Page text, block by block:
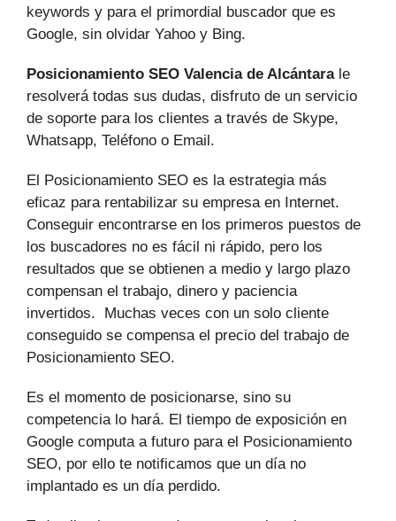
keywords y para el primordial buscador que es
Google, sin olvidar Yahoo y Bing.
Posicionamiento SEO Valencia de Alcántarale
resolverá todas sus dudas, disfruto de un servicio
de soporte para los clientes a través de Skype,
Whatsapp, Teléfono o Email.
El Posicionamiento SEO es la estrategia más
eficaz para rentabilizar su empresa en Internet.
Conseguir encontrarse en los primeros puestos de
los buscadores no es fácil ni rápido, pero los
resultados que se obtienen a medio y largo plazo
compensan el trabajo, dinero y paciencia
invertidos. Muchas veces con un solo cliente
conseguido se compensa el precio del trabajo de
Posicionamiento SEO.
Es el momento de posicionarse, sino su
competencia lo hará. El tiempo de exposición en
Google computa a futuro para el Posicionamiento
SEO, por ello te notificamos que un día no
implantado es un día perdido.